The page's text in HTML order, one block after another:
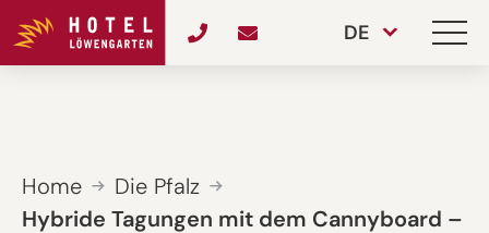
DE
Home
Die Pfalz
Hybride Tagungen mit dem Cannyboard –